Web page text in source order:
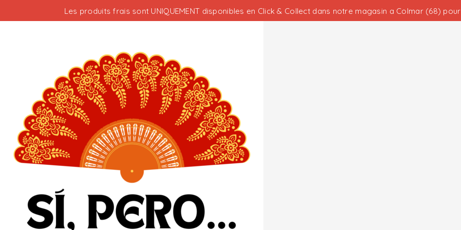
Les produits frais sont UNIQUEMENT disponibles en Click & Collect dans notre magasin a Colmar (68)